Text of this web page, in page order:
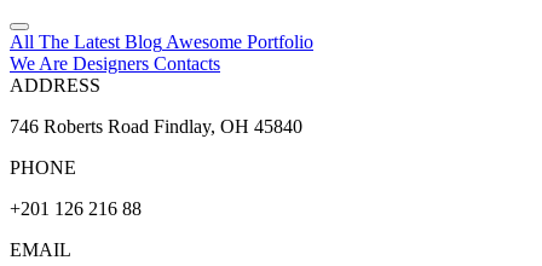
All The Latest Blog Awesome Portfolio
We Are Designers Contacts
ADDRESS
746 Roberts Road Findlay, OH 45840
PHONE
+201 126 216 88
EMAIL